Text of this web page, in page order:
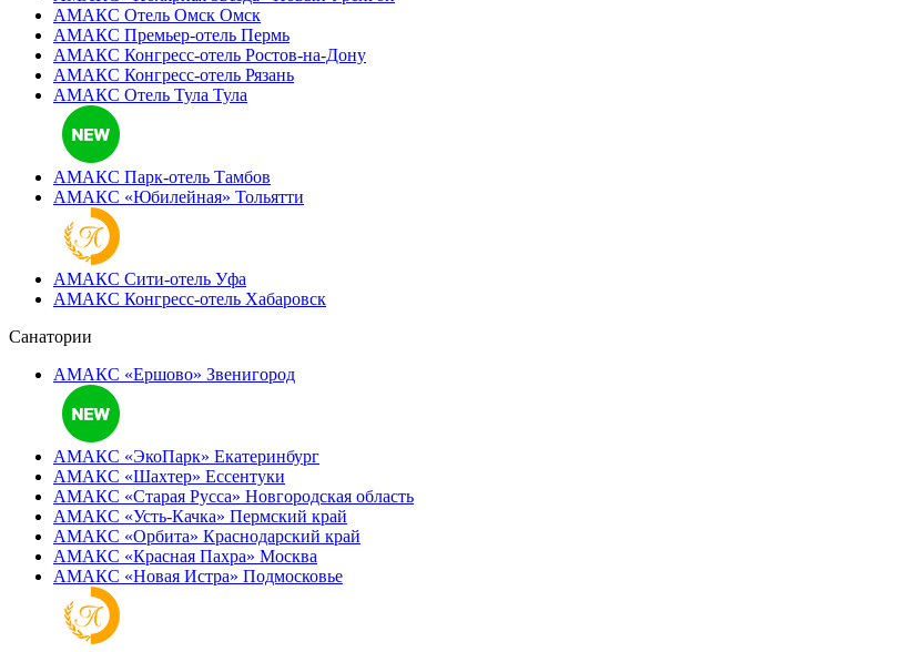
АМАКС Отель ‎Омск Омск
АМАКС Премьер-отель Пермь
АМАКС Конгресс-отель Ростов-на-Дону
АМАКС Конгресс-отель Рязань
АМАКС Отель Тула Тула
АМАКС Парк-отель Тамбов
АМАКС «‎Юбилейная» Тольятти
АМАКС Сити-отель Уфа
АМАКС Конгресс-отель Хабаровск
Санатории
АМАКС «Ершово» Звенигород
АМАКС «ЭкоПарк» Екатеринбург
АМАКС «‎Шахтер» Ессентуки
АМАКС «‎Старая Русса» Новгородская область
АМАКС «‎Усть-Качка» Пермский край
АМАКС «‎Орбита» Краснодарский край
АМАКС «‎Красная Пахра» Москва
АМАКС «‎Новая Истра» Подмосковье